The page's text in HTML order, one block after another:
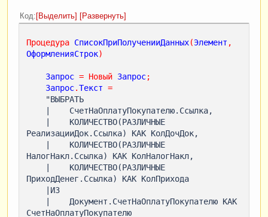
Код Выделить Развернуть
Процедура СписокПриПолученииДанных(Элемент ,
ОформленияСтрок)
Запрос = Новый Запрос;
Запрос.Текст =
РеализацииДок.Ссылка) КАК КолДочДок,
НалогНакл.Ссылка) КАК КолНалогНакл,
ПриходДенег.Ссылка) КАК КолПрихода
СчетНаОплатуПокупателю